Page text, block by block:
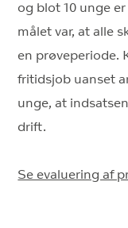
og blot 10 unge
målet var, at alle
en prøveperiode.
fritidsjob uanset
unge, at
drift.
Se evaluering af